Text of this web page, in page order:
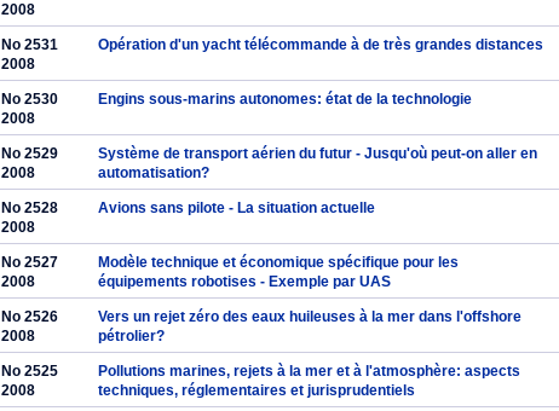
2008
No 2531
2008
Opération d'un yacht télécommande à de très grandes distances
No 2530
2008
Engins sous-marins autonomes: état de la technologie
No 2529
2008
Système de transport aérien du futur - Jusqu'où peut-on aller en
automatisation?
No 2528
2008
Avions sans pilote - La situation actuelle
No 2527
2008
Modèle technique et économique spécifique pour les
équipements robotises - Exemple par UAS
No 2526
2008
Vers un rejet zéro des eaux huileuses à la mer dans l'offshore
pétrolier?
No 2525
2008
Pollutions marines, rejets à la mer et à l'atmosphère: aspects
techniques, réglementaires et jurisprudentiels